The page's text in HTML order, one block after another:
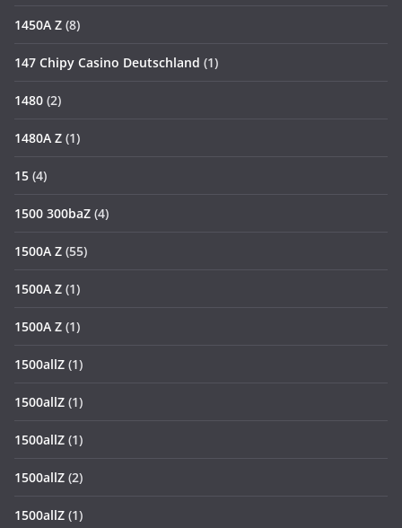
1450A Z (8)
147 Chipy Casino Deutschland (1)
1480 (2)
1480A Z (1)
15 (4)
1500 300baZ (4)
1500A Z (55)
1500A Z (1)
1500A Z (1)
1500allZ (1)
1500allZ (1)
1500allZ (1)
1500allZ (2)
1500allZ (1)